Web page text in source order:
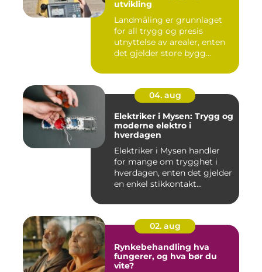
utvikling
Landmåling er grunnlaget
for all trygg og presis
utnyttelse av arealer, enten
det gjelder store bygg...
04. aug
Elektriker i Mysen: Trygg og
moderne elektro i
hverdagen
Elektriker i Mysen handler
for mange om trygghet i
hverdagen, enten det gjelder
en enkel stikkontakt...
02. aug
Rynkebehandling hva
fungerer, og hva bør du
vite?